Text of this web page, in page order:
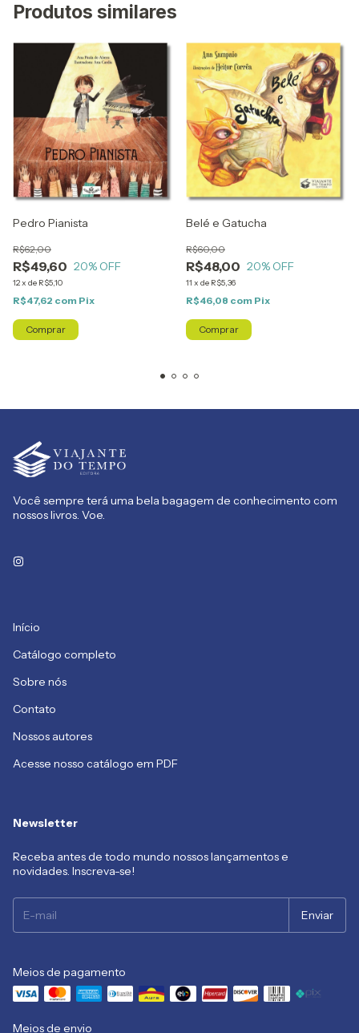
Produtos similares
Pedro Pianista
R$49,60
R$62,00
20% OFF
12x de R$5,10
R$47,62 com Pix
Belé e Gatucha
R$48,00
R$60,00
20% OFF
11 x de R$5,36
R$46,08 com Pix
Você sempre terá uma bela bagagem de conhecimento com
nossos livros. Voe.
Início
Catálogo completo
Sobre nós
Contato
Nossos autores
Acesse nosso catálogo em PDF
Newsletter
Receba antes de todo mundo nossos lançamentos e
novidades. Inscreva-se!
Meios de pagamento
Meios de envio